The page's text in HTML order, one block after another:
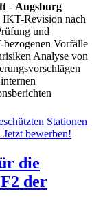
- Augsburg
Revision nach
und
Vorfälle
Analyse von
die
der